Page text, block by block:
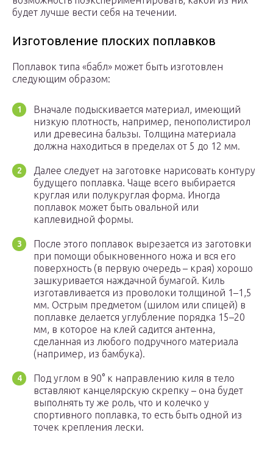
будет лучше вести себя на течении.
Изготовление плоских поплавков
Поплавок типа «бабл» может быть изготовлен
следующим образом:
Вначале подыскивается материал, имеющий
низкую плотность, например, пенополистирол
или древесина бальзы. Толщина материала
должна находиться в пределах от 5 до 12 мм.
Далее следует на заготовке нарисовать контуру
будущего поплавка. Чаще всего выбирается
круглая или полукруглая форма. Иногда
поплавок может быть овальной или
каплевидной формы.
После этого поплавок вырезается из заготовки
при помощи обыкновенного ножа и вся его
поверхность (в первую очередь – края) хорошо
зашкуривается наждачной бумагой. Киль
изготавливается из проволоки толщиной 1–1,5
мм. Острым предметом (шилом или спицей) в
поплавке делается углубление порядка 15–20
мм, в которое на клей садится антенна,
сделанная из любого подручного материала
(например, из бамбука).
Под углом в 90° к направлению киля в тело
вставляют канцелярскую скрепку – она будет
выполнять ту же роль, что и колечко у
спортивного поплавка, то есть быть одной из
точек крепления лески.